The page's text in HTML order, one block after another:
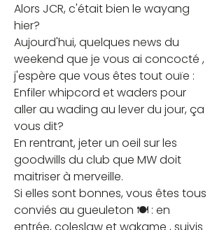
Alors JCR, c'était bien le wayang
hier?
Aujourd'hui, quelques news du
weekend que je vous ai concocté ,
j'espère que vous êtes tout ouïe :
Enfiler whipcord et waders pour
aller au wading au lever du jour, ça
vous dit?
En rentrant, jeter un oeil sur les
goodwills du club que MW doit
maitriser à merveille.
Si elles sont bonnes, vous êtes tous
conviés au gueuleton 🍽️ : en